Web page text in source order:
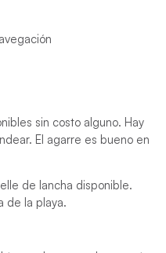
sin costo alguno. Hay
El agarre es bueno en
de lancha disponible.
de la playa.